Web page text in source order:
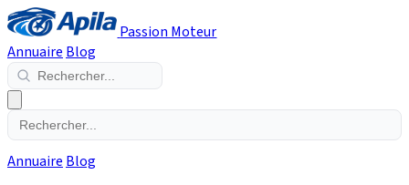
Passion Moteur
Annuaire Blog
Annuaire Blog